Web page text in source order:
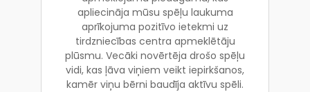
apliecināja mūsu spēļu laukuma
aprīkojuma pozitīvo ietekmi uz
tirdzniecības centra apmeklētāju
plūsmu. Vecāki novērtēja drošo spēļu
vidi, kas ļāva viņiem veikt iepirkšanos,
kamēr viņu bērni baudīja aktīvu spēli.